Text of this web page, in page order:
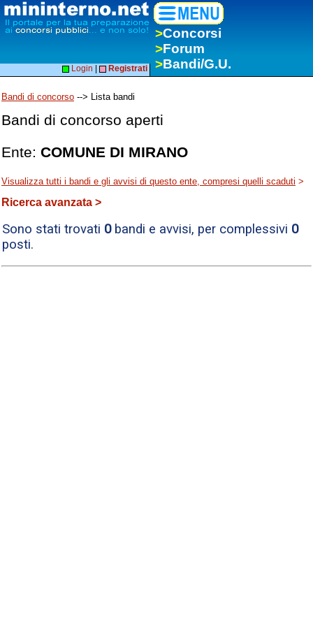
>Concorsi
>Forum
>Bandi/G.U.
Login Registrati
Bandi di concorso --> Lista bandi
Bandi di concorso aperti
Ente: COMUNE DI MIRANO
Visualizza tutti i bandi e gli avvisi di questo ente, compresi quelli scaduti >
Ricerca avanzata >
Sono stati trovati 0bandi e avvisi, per complessivi 0
posti.